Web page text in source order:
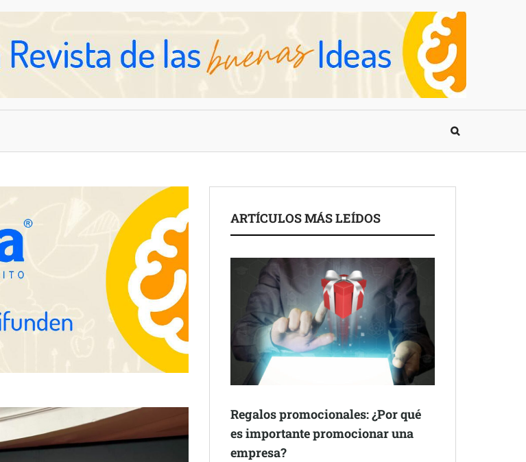
ARTÍCULOS MÁS LEÍDOS
Regalos promocionales: ¿Por qué
es importante promocionar una
empresa?